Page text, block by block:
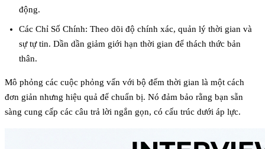
động.
Các Chỉ Số Chính: Theo dõi độ chính xác, quản lý thời gian và
sự tự tin. Dần dần giảm giới hạn thời gian để thách thức bản
thân.
Mô phỏng các cuộc phỏng vấn với bộ đếm thời gian là một cách
đơn giản nhưng hiệu quả để chuẩn bị. Nó đảm bảo rằng bạn sẵn
sàng cung cấp các câu trả lời ngắn gọn, có cấu trúc dưới áp lực.